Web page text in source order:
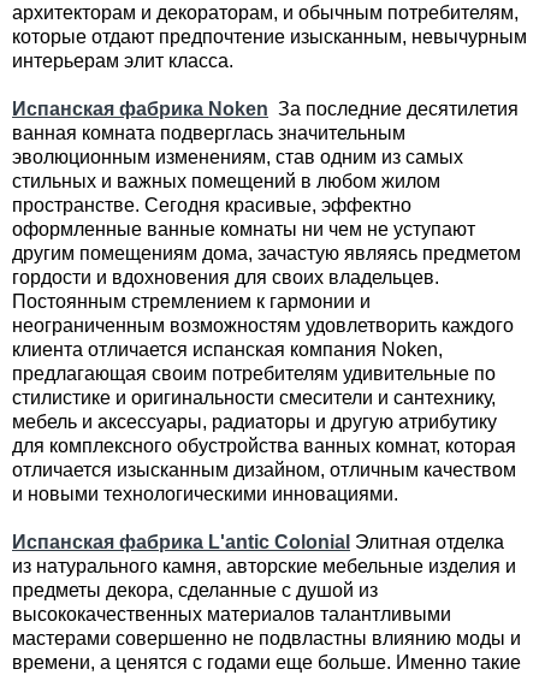
архитекторам и декораторам, и обычным потребителям,
которые отдают предпочтение изысканным, невычурным
интерьерам элит класса.
Испанская фабрика Noken За последние десятилетия
ванная комната подверглась значительным
эволюционным изменениям, став одним из самых
стильных и важных помещений в любом жилом
пространстве. Сегодня красивые, эффектно
оформленные ванные комнаты ни чем не уступают
другим помещениям дома, зачастую являясь предметом
гордости и вдохновения для своих владельцев.
Постоянным стремлением к гармонии и
неограниченным возможностям удовлетворить каждого
клиента отличается испанская компания Noken,
предлагающая своим потребителям удивительные по
стилистике и оригинальности смесители и сантехнику,
мебель и аксессуары, радиаторы и другую атрибутику
для комплексного обустройства ванных комнат, которая
отличается изысканным дизайном, отличным качеством
и новыми технологическими инновациями.
Испанская фабрика L'antic Colonial Элитная отделка
из натурального камня, авторские мебельные изделия и
предметы декора, сделанные с душой из
высококачественных материалов талантливыми
мастерами совершенно не подвластны влиянию моды и
времени, а ценятся с годами еще больше. Именно такие